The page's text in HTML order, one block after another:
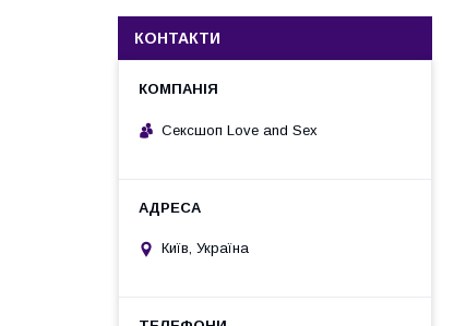
КОНТАКТИ
Сексшоп Love and Sex
Київ, Україна